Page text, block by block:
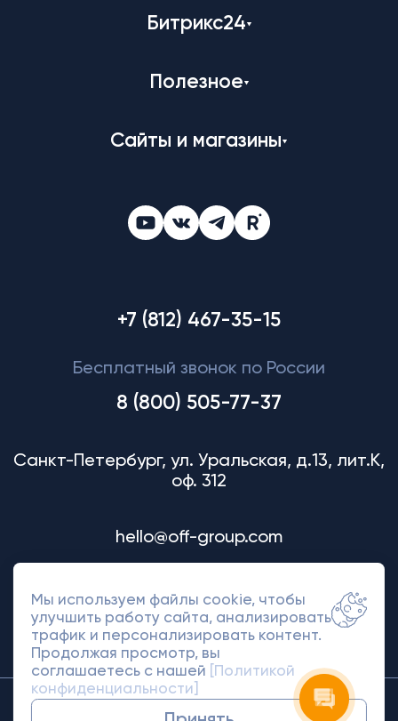
Битрикс24
Полезное
Сайты и магазины
+7 (812) 467-35-15
Бесплатный звонок по России
8 (800) 505-77-37
Санкт-Петербург, ул. Уральская, д.13, лит.К,
оф. 312
hello@off-group.com
© 2018-2026 Off Group. Товарный знак
Мы используем файлы cookie, чтобы
улучшить работу сайта, анализировать
трафик и персонализировать контент.
Продолжая просмотр, вы
соглашаетесь с нашей
[Политикой
конфиденциальности]